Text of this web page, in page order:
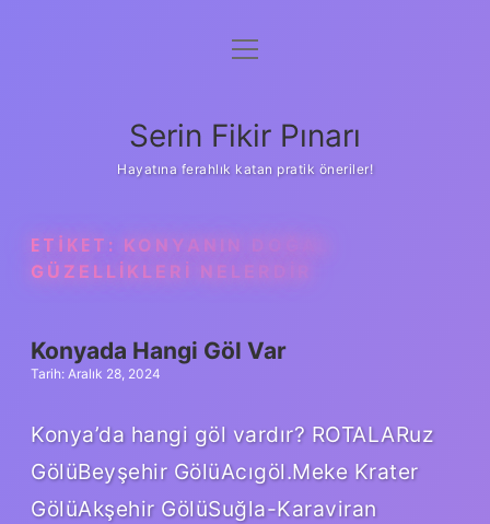
Gizlilik Politikası
Yasal Uyarı
menüyü
Serin Fikir Pınarı
Hayatına ferahlık katan pratik öneriler!
ETIKET: KONYANIN DOĞAL
GÜZELLIKLERI NELERDIR
Konyada Hangi Göl Var
Tarih: Aralık 28, 2024
Konya’da hangi göl vardır? ROTALARuz
GölüBeyşehir GölüAcıgöl.Meke Krater
GölüAkşehir GölüSuğla-Karaviran